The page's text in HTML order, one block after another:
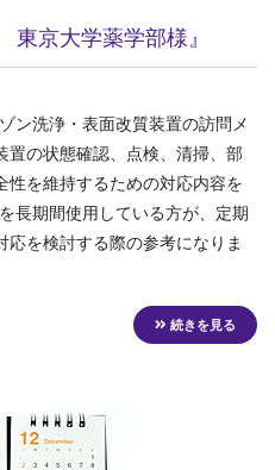
東京大学薬学部様』
ン洗浄・表面改質装置の訪問メ
置の状態確認、点検、清掃、部
性を維持するための対応内容を
長期間使用している方が、定期
応を検討する際の参考になりま
続きを見る